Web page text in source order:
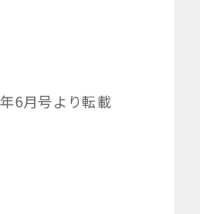
6月号より転載